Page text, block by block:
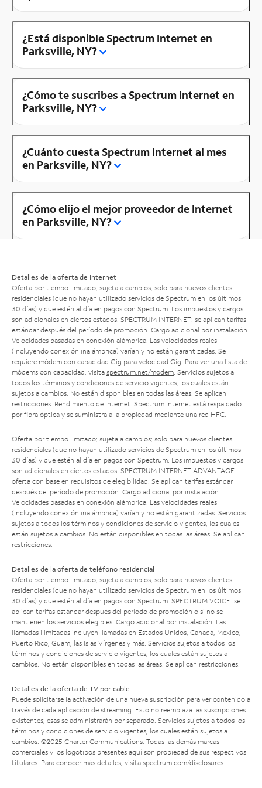
¿Está disponible Spectrum Internet en
Parksville, NY?
¿Cómo te suscribes a Spectrum Internet en
Parksville, NY?
¿Cuánto cuesta Spectrum Internet al mes
en Parksville, NY?
¿Cómo elijo el mejor proveedor de Internet
en Parksville, NY?
Detalles de la oferta de Internet
Oferta por tiempo limitado; sujeta a cambios; solo para nuevos clientes
residenciales (que no hayan utilizado servicios de Spectrum en los últimos
30 días) y que estén al día en pagos con Spectrum. Los impuestos y cargos
son adicionales en ciertos estados. SPECTRUM INTERNET: se aplican tarifas
estándar después del período de promoción. Cargo adicional por instalación.
Velocidades basadas en conexión alámbrica. Las velocidades reales
(incluyendo conexión inalámbrica) varían y no están garantizadas. Se
requiere módem con capacidad Gig para velocidad Gig. Para ver una lista de
módems con capacidad, visita spectrum.net/modem . Servicios sujetos a
todos los términos y condiciones de servicio vigentes, los cuales están
sujetos a cambios. No están disponibles en todas las áreas. Se aplican
restricciones. Rendimiento de Internet: Spectrum Internet está respaldado
por fibra óptica y se suministra a la propiedad mediante una red HFC.
Oferta por tiempo limitado; sujeta a cambios; solo para nuevos clientes
residenciales (que no hayan utilizado servicios de Spectrum en los últimos
30 días) y que estén al día en pagos con Spectrum. Los impuestos y cargos
son adicionales en ciertos estados. SPECTRUM INTERNET ADVANTAGE:
oferta con base en requisitos de elegibilidad. Se aplican tarifas estándar
después del período de promoción. Cargo adicional por instalación.
Velocidades basadas en conexión alámbrica. Las velocidades reales
(incluyendo conexión inalámbrica) varían y no están garantizadas. Servicios
sujetos a todos los términos y condiciones de servicio vigentes, los cuales
están sujetos a cambios. No están disponibles en todas las áreas. Se aplican
restricciones.
Detalles de la oferta de teléfono residencial
Oferta por tiempo limitado; sujeta a cambios; solo para nuevos clientes
residenciales (que no hayan utilizado servicios de Spectrum en los últimos
30 días) y que estén al día en pagos con Spectrum. SPECTRUM VOICE: se
aplican tarifas estándar después del período de promoción o si no se
mantienen los servicios elegibles. Cargo adicional por instalación. Las
llamadas ilimitadas incluyen llamadas en Estados Unidos, Canadá, México,
Puerto Rico, Guam, las Islas Vírgenes y más. Servicios sujetos a todos los
términos y condiciones de servicio vigentes, los cuales están sujetos a
cambios. No están disponibles en todas las áreas. Se aplican restricciones.
Detalles de la oferta de TV por cable
Puede solicitarse la activación de una nueva suscripción para ver contenido a
través de cada aplicación de streaming. Esto no reemplaza las suscripciones
existentes; esas se administrarán por separado. Servicios sujetos a todos los
términos y condiciones de servicio vigentes, los cuales están sujetos a
cambios. ©2025 Charter Communications. Todas las demás marcas
comerciales y los logotipos presentes aquí son propiedad de sus respectivos
titulares. Para conocer más detalles, visita spectrum.com/disclosures